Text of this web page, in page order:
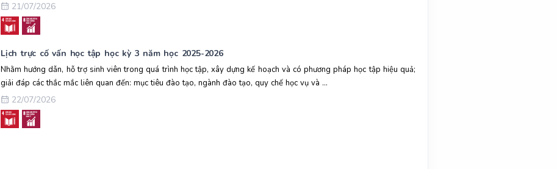
21/07/2026
Lịch trực cố vấn học tập học kỳ 3 năm học 2025-2026
Nhằm hướng dẫn, hỗ trợ sinh viên trong quá trình học tập, xây dựng kế hoạch và có phương pháp học tập hiệu quả;
giải đáp các thắc mắc liên quan đến: mục tiêu đào tạo, ngành đào tạo, quy chế học vụ và ...
22/07/2026